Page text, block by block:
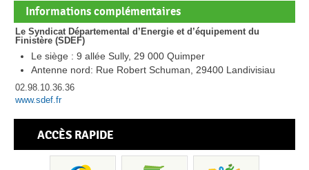
Informations complémentaires
Le Syndicat Départemental d’Energie et d’équipement du
Finistère (SDEF)
Le siège : 9 allée Sully, 29 000 Quimper
Antenne nord: Rue Robert Schuman, 29400 Landivisiau
02.98.10.36.36
www.sdef.fr
ACCÈS RAPIDE